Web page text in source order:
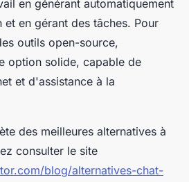
en générant automatiquement
et en gérant des tâches. Pour
outils open-source,
option solide, capable de
et d'assistance à la
des meilleures alternatives à
consulter le site
blog/alternatives-chat-